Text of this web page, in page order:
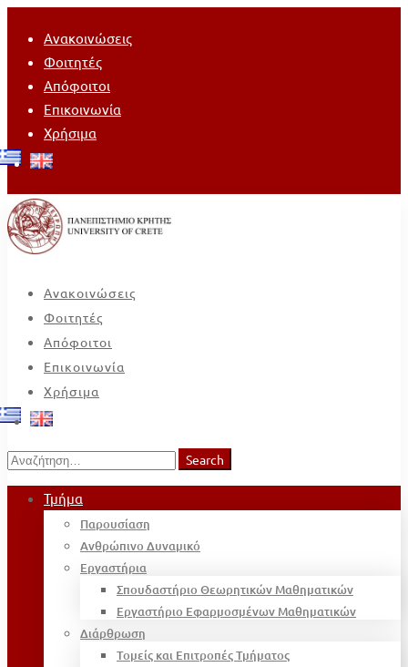
Ανακοινώσεις
Φοιτητές
Απόφοιτοι
Επικοινωνία
Χρήσιμα
Ανακοινώσεις
Φοιτητές
Απόφοιτοι
Επικοινωνία
Χρήσιμα
Search
for:
Search
Τμήμα
Παρουσίαση
Ανθρώπινο Δυναμικό
Εργαστήρια
Σπουδαστήριο Θεωρητικών Μαθηματικών
Εργαστήριο Εφαρμοσμένων Μαθηματικών
Διάρθρωση
Τομείς και Επιτροπές Τμήματος